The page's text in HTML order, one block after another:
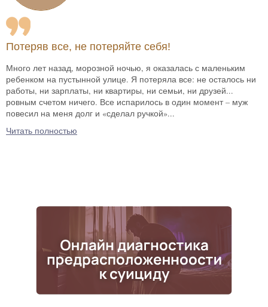
Потеряв все, не потеряйте себя!
Много лет назад, морозной ночью, я оказалась с маленьким
ребенком на пустынной улице. Я потеряла все: не осталось ни
работы, ни зарплаты, ни квартиры, ни семьи, ни друзей...
ровным счетом ничего. Все испарилось в один момент – муж
повесил на меня долг и «сделал ручкой»...
Читать полностью